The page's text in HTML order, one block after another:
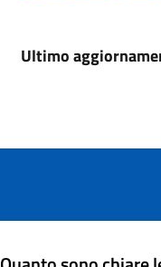
Ultimo